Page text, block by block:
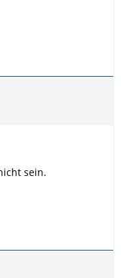
sein.